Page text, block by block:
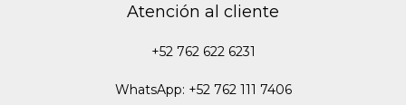
Atención al cliente
+52 762 622 6231
WhatsApp: +52 762 111 7406